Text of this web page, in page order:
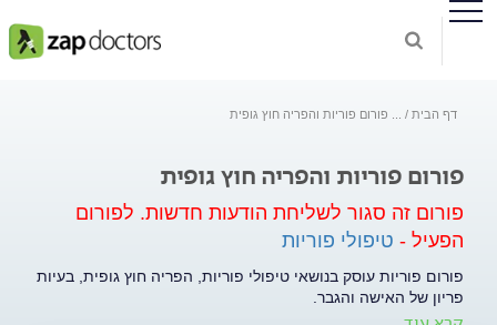
דף הבית פורום פוריות והפריה חוץ גופית
פורום פוריות והפריה חוץ גופית
פורום זה סגור לשליחת הודעות חדשות. לפורום
הפעיל - טיפולי פוריות
פורום פוריות עוסק בנושאי טיפולי פוריות, הפריה חוץ גופית, בעיות
פריון של האישה והגבר.